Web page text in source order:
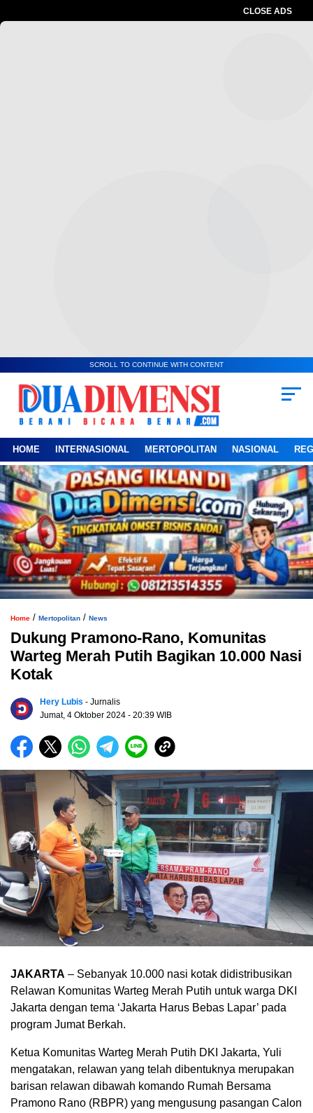
CLOSE ADS
SCROLL TO CONTINUE WITH CONTENT
HOME INTERNASIONAL MERTOPOLITAN NASIONAL
Home / Mertopolitan / News
Dukung Pramono-Rano, Komunitas
Warteg Merah Putih Bagikan 10.000 Nasi
Kotak
Hery Lubis - Jurnalis
Jumat, 4 Oktober 2024 - 20:39 WIB
JAKARTA – Sebanyak 10.000 nasi kotak didistribusikan
Relawan Komunitas Warteg Merah Putih untuk warga DKI
Jakarta dengan tema ‘Jakarta Harus Bebas Lapar’ pada
program Jumat Berkah.
Ketua Komunitas Warteg Merah Putih DKI Jakarta, Yuli
mengatakan, relawan yang telah dibentuknya merupakan
barisan relawan dibawah komando Rumah Bersama
Pramono Rano (RBPR) yang mengusung pasangan Calon